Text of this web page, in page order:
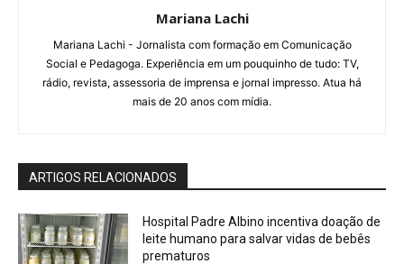
Mariana Lachi
Mariana Lachi - Jornalista com formação em Comunicação
Social e Pedagoga. Experiência em um pouquinho de tudo: TV,
rádio, revista, assessoria de imprensa e jornal impresso. Atua há
mais de 20 anos com mídia.
ARTIGOS RELACIONADOS
Hospital Padre Albino incentiva doação de
leite humano para salvar vidas de bebês
prematuros